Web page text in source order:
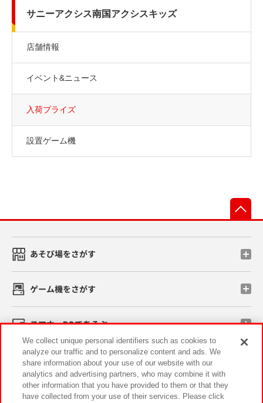
サニーアクシス南国アクシスキッズ
店舗情報
イベント&ニュース
入荷プライズ
設置ゲーム機
あそび場をさがす
ゲーム機をさがす
スマホ・PCであそぶ
イベント・キャンペーン
We collect unique personal identifiers such as cookies to
analyze our traffic and to personalize content and ads. We
share information about your use of our website with our
analytics and advertising partners, who may combine it with
other information that you have provided to them or that they
have collected from your use of their services. Please click